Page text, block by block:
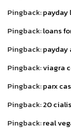
Pingback:payday
Pingback:loans
Pingback:payday
Pingback:viagra
Pingback:parx
Pingback:20 cialis
Pingback:real